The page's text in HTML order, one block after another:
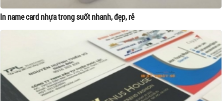
In name card nhựa trong suốt nhanh, đẹp, rẻ